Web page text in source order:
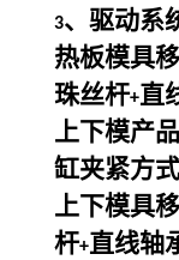
3、驱动系
热板模具
珠丝杆+直
上下模产
缸夹紧方式
上下模具
杆+直线轴